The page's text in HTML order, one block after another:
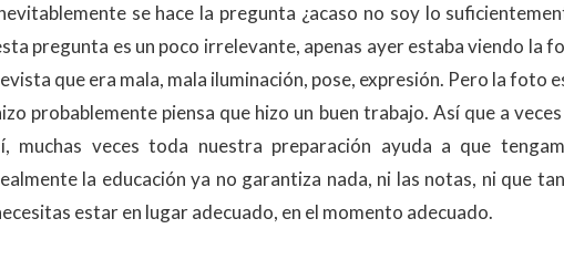
se hace la pregunta ¿acaso no soy lo
pregunta es un poco irrelevante, apenas ayer estaba viendo la
que era mala, mala iluminación, pose, expresión. Pero la foto
probablemente piensa que hizo un buen trabajo. Así que a
muchas veces toda nuestra preparación ayuda a que
la educación ya no garantiza nada, ni las notas, ni que
estar en lugar adecuado, en el momento adecuado.